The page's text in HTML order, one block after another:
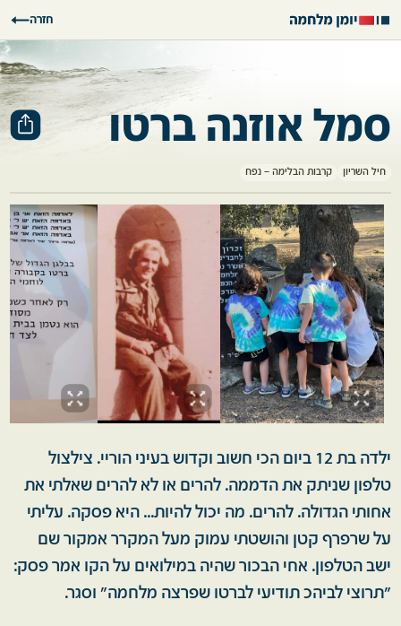
חזרה
סמל אוזנה ברטו
חיל השריון קרבות הבלימה – נפח
ילדה בת 12 ביום הכי חשוב וקדוש בעיני הוריי. צילצול
טלפון שניתק את הדממה. להרים או לא להרים שאלתי את
אחותי הגדולה. להרים. מה יכול להיות... היא פסקה. עליתי
על שרפרף קטן והושטתי עמוק מעל המקרר אמקור שם
ישב הטלפון. אחי הבכור שהיה במילואים על הקו אמר פסק:
"תרוצי לביהכ תודיעי לברטו שפרצה מלחמה" וסגר.